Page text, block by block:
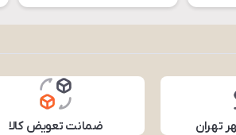
تهران ضمانت تعویض کالا